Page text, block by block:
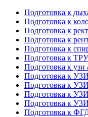
Подготовка к
Подготовка к
Подготовка к
Подготовка к
Подготовка к
Подготовка к
Подготовка к узи
Подготовка к УЗИ
Подготовка к
Подготовка к
Подготовка к
Подготовка к